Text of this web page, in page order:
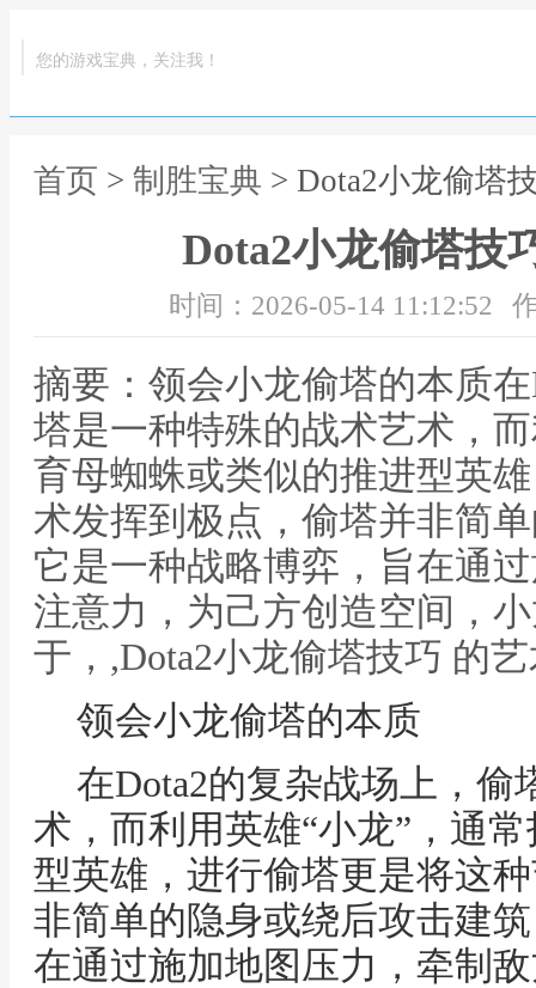
您的游戏宝典，关注我！
首页 > 制胜宝典 > Dota2小龙偷塔
Dota2小龙偷塔技
时间：2026-05-14 11:12:52
摘要：领会小龙偷塔的本质
塔是一种特殊的战术艺术，
育母蜘蛛或类似的推进型英
术发挥到极点，偷塔并非简
它是一种战略博弈，旨在通
注意力，为己方创造空间，
于，,Dota2小龙偷塔技巧 的
领会小龙偷塔的本质
在Dota2的复杂战场上，偷
术，而利用英雄“小龙”，通
型英雄，进行偷塔更是将这
非简单的隐身或绕后攻击建
在通过施加地图压力，牵制